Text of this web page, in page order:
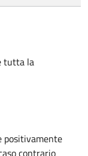
tutta la
positivamente
contrario